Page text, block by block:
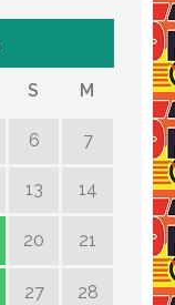
S M
6 7
13 14
20 21
27 28